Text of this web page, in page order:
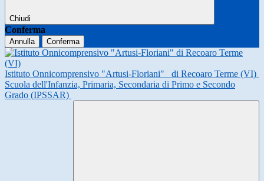
Chiudi
Conferma
Annulla Conferma
Istituto Onnicomprensivo "Artusi-Floriani"
di Recoaro Terme (VI)
Scuola dell'Infanzia, Primaria, Secondaria di Primo e Secondo
Grado (IPSSAR)